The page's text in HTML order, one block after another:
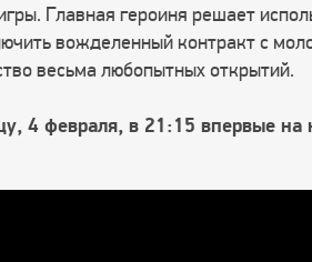
Главная героиня решает
вожделенный контракт с
весьма любопытных открытий.
4 февраля, в 21:15 впервые на